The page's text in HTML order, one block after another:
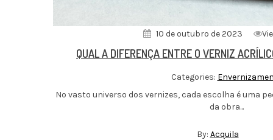
10 de outubro de 2023
QUAL A DIFERENÇA ENTRE O VERNIZ
Categories:
No vasto universo dos vernizes, cada escolha é uma
da obra...
By: Acquila